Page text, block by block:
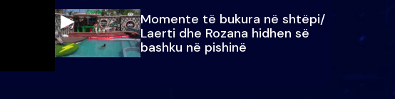
Momente të bukura në shtëpi/
Laerti dhe Rozana hidhen së
bashku në pishinë